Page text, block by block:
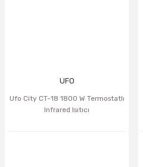
UFO
Ufo City CT-18 1800 W Termostatlı
Infrared Isıtıcı